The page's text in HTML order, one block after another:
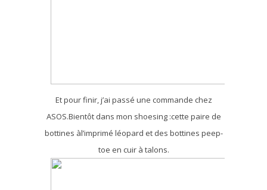
Et pour finir, j’ai passé une commande chez
ASOS.Bientôt dans mon shoesing :cette paire de
bottines àl’imprimé léopard et des bottines peep-
toe en cuir à talons.